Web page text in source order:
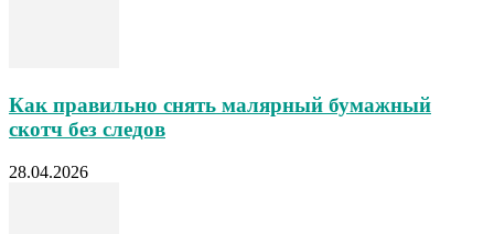
Как правильно снять малярный бумажный
скотч без следов
28.04.2026